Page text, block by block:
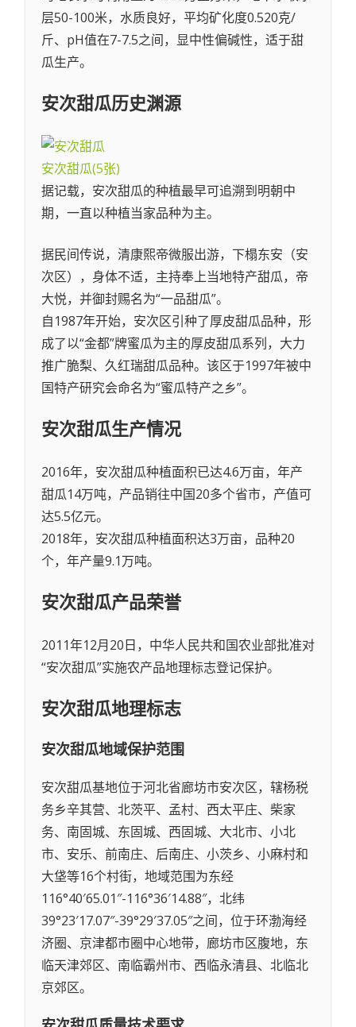
层50-100米，水质良好，平均矿化度0.520克/
斤、pH值在7-7.5之间，显中性偏碱性，适于甜
瓜生产。
安次甜瓜历史渊源
安次甜瓜(5张)
据记载，安次甜瓜的种植最早可追溯到明朝中
期，一直以种植当家品种为主。
据民间传说，清康熙帝微服出游，下榻东安（安
次区），身体不适，主持奉上当地特产甜瓜，帝
大悦，并御封赐名为“一品甜瓜”。
自1987年开始，安次区引种了厚皮甜瓜品种，形
成了以“金都”牌蜜瓜为主的厚皮甜瓜系列，大力
推广脆梨、久红瑞甜瓜品种。该区于1997年被中
国特产研究会命名为“蜜瓜特产之乡”。
安次甜瓜生产情况
2016年，安次甜瓜种植面积已达4.6万亩，年产
甜瓜14万吨，产品销往中国20多个省市，产值可
达5.5亿元。
2018年，安次甜瓜种植面积达3万亩，品种20
个，年产量9.1万吨。
安次甜瓜产品荣誉
2011年12月20日，中华人民共和国农业部批准对
“安次甜瓜”实施农产品地理标志登记保护。
安次甜瓜地理标志
安次甜瓜地域保护范围
安次甜瓜基地位于河北省廊坊市安次区，辖杨税
务乡辛其营、北茨平、孟村、西太平庄、柴家
务、南固城、东固城、西固城、大北市、小北
市、安乐、前南庄、后南庄、小茨乡、小麻村和
大垡等16个村街，地域范围为东经
116°40′65.01″-116°36′14.88″，北纬
39°23′17.07″-39°29′37.05″之间，位于环渤海经
济圈、京津都市圈中心地带，廊坊市区腹地，东
临天津郊区、南临霸州市、西临永清县、北临北
京郊区。